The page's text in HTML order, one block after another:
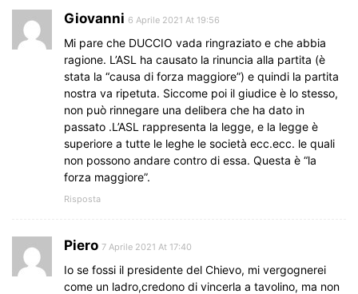
Giovanni 6 Aprile 2021 At 19:56
Mi pare che DUCCIO vada ringraziato e che abbia
ragione. L’ASL ha causato la rinuncia alla partita (è
stata la “causa di forza maggiore”) e quindi la partita
nostra va ripetuta. Siccome poi il giudice è lo stesso,
non può rinnegare una delibera che ha dato in
passato .L’ASL rappresenta la legge, e la legge è
superiore a tutte le leghe le società ecc.ecc. le quali
non possono andare contro di essa. Questa è “la
forza maggiore”.
Risposta
Piero 7 Aprile 2021 At 17:40
Io se fossi il presidente del Chievo, mi vergognerei
come un ladro,credono di vincerla a tavolino, ma non